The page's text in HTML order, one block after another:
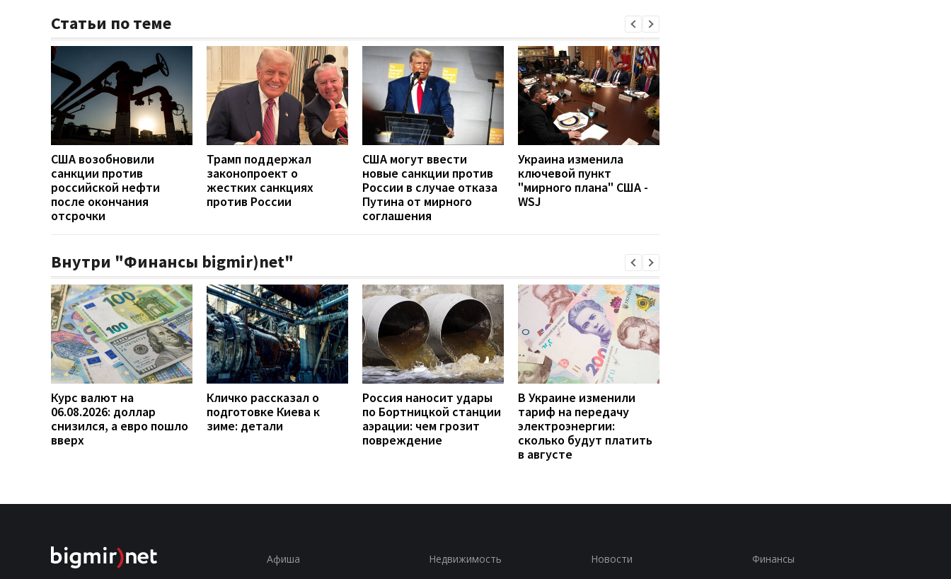
Статьи по теме
США возобновили
санкции против
российской нефти
после окончания
отсрочки
Трамп поддержал
законопроект о
жестких санкциях
против России
США могут ввести
новые санкции против
России в случае отказа
Путина от мирного
соглашения
Украина изменила
ключевой пункт
"мирного плана" США -
WSJ
Внутри "Финансы bigmir)net"
Курс валют на
06.08.2026: доллар
снизился, а евро пошло
вверх
Кличко рассказал о
подготовке Киева к
зиме: детали
Россия наносит удары
по Бортницкой станции
аэрации: чем грозит
повреждение
В Украине изменили
тариф на передачу
электроэнергии:
сколько будут платить
в августе
Афиша Недвижимость Новости Финансы